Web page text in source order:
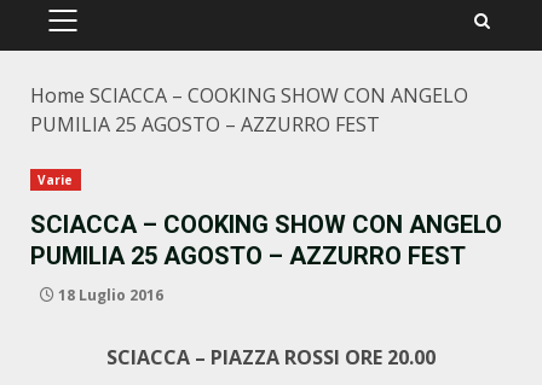
PRIMÄRES
Home SCIACCA – COOKING SHOW CON ANGELO
PUMILIA 25 AGOSTO – AZZURRO FEST
Varie
SCIACCA – COOKING SHOW CON ANGELO
PUMILIA 25 AGOSTO – AZZURRO FEST
18 Luglio 2016
SCIACCA – PIAZZA ROSSI ORE 20.00